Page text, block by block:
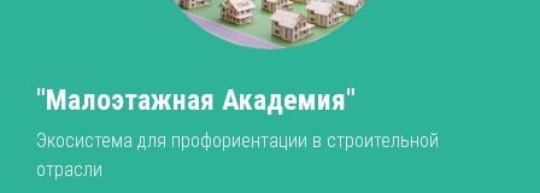
"Малоэтажная Академия"
Экосистема для профориентации в строительной
отрасли